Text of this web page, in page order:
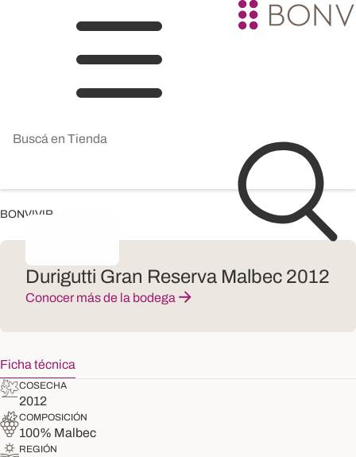
BONVIVIR
Durigutti Gran Reserva Malbec 2012
Conocer más de la bodega
Ficha técnica
COSECHA
2012
COMPOSICIÓN
100% Malbec
REGIÓN